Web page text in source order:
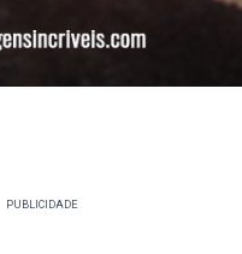
PUBLICIDADE